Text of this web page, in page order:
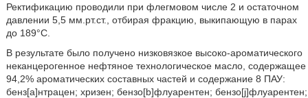
Ректификацию проводили при флегмовом числе 2 и остаточном
давлении 5,5 мм.рт.ст., отбирая фракцию, выкипающую в парах
до 189°С.
В результате было получено низковязкое высоко-ароматического
неканцерогенное нефтяное технологическое масло, содержащее
94,2% ароматических составных частей и содержание 8 ПАУ:
бенз[а]нтрацен; хризен; бензо[b]флуарентен; бензо[j]флуарентен;